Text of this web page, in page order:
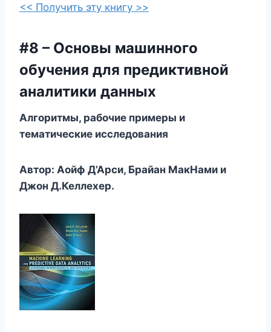
<< Получить эту книгу >>
#8 – Основы машинного
обучения для предиктивной
аналитики данных
Алгоритмы, рабочие примеры и
тематические исследования
Автор: Аойф Д’Арси, Брайан МакНами и
Джон Д.Келлехер.